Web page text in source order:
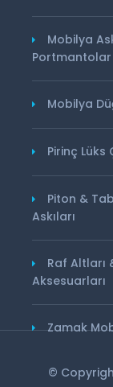
Mobilya
Portmantolar
Mobilya
Pirinç
Piton &
Askıları
Raf Altları
Aksesuarları
Zamak
©